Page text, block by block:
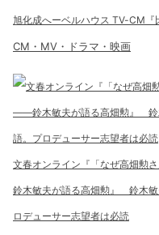
旭化成へーベルハウス TV-CM
CM・MV・ドラマ・映画
文春オンライン『「なぜ高畑勲
鈴木敏夫が語る高畑勲』 鈴木
ロデューサー志望者は必読